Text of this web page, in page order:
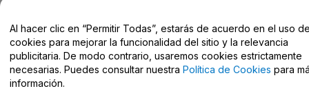
Al hacer clic en “Permitir Todas”, estarás de acuerdo en el uso
cookies para mejorar la funcionalidad del sitio y la relevancia
publicitaria. De modo contrario, usaremos cookies estrictamente
necesarias. Puedes consultar nuestra Política de Cookies para
información.